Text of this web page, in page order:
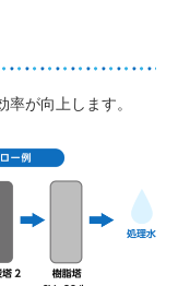
が向上します。